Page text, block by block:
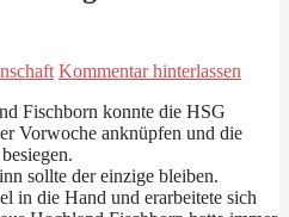
Kommentar hinterlassen
Fischborn konnte die HSG
Vorwoche anknüpfen und die
sollte der einzige bleiben.
in die Hand und erarbeitete sich